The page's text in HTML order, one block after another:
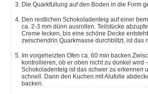
Die Quarkfüllung auf den Boden in die Form
Den restlichen Schokoladenteig auf einer bemehlten Arbeitsfläche
ca. 2-3 mm dünn ausrollen. Teilstücke
Creme lecken, bis eine schöne Decke
zwischendrin Quarkmasse durchblitzt, ist das
Im vorgeheizten Ofen ca. 60 min backen.Zwischendurch
kontrollieren, ob er oben nicht zu dunkel wird
Schokoladenteig ist das schwer zu erkennen
schnell. Dann den Kuchen mit Alufolie
backen.